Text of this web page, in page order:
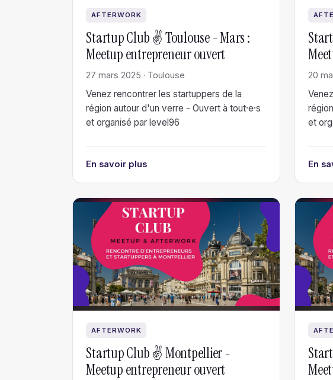
AFTERWORK
Startup Club ✌️ Toulouse - Mars :
Meetup entrepreneur ouvert
27 mars 2025 · Toulouse
Venez rencontrer les startuppers de la
région autour d'un verre - Ouvert à tout·e·s
et organisé par level96
En savoir plus
20
et
En
AFTERWORK
Startup Club ✌️ Montpellier -
Meetup entrepreneur ouvert